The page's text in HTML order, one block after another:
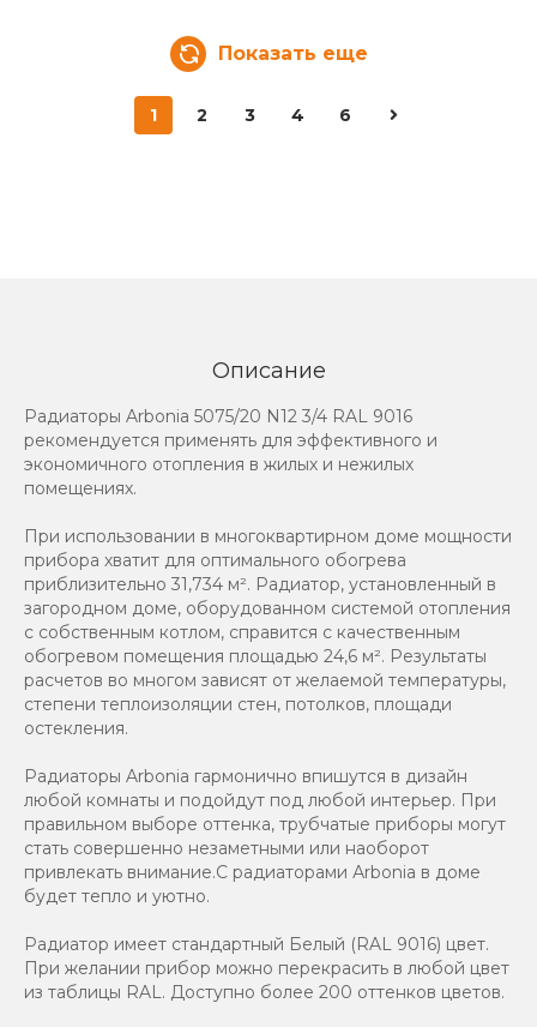
Показать еще
1 2 3 4 6
Описание
Радиаторы Arbonia 5075/20 N12 3/4 RAL 9016
рекомендуется применять для эффективного и
экономичного отопления в жилых и нежилых
помещениях.
При использовании в многоквартирном доме мощности
прибора хватит для оптимального обогрева
приблизительно 31,734 м². Радиатор, установленный в
загородном доме, оборудованном системой отопления
с собственным котлом, справится с качественным
обогревом помещения площадью 24,6 м². Результаты
расчетов во многом зависят от желаемой температуры,
степени теплоизоляции стен, потолков, площади
остекления.
Радиаторы Arbonia гармонично впишутся в дизайн
любой комнаты и подойдут под любой интерьер. При
правильном выборе оттенка, трубчатые приборы могут
стать совершенно незаметными или наоборот
привлекать внимание.С радиаторами Аrbonia в доме
будет тепло и уютно.
Радиатор имеет стандартный Белый (RAL 9016) цвет.
При желании прибор можно перекрасить в любой цвет
из таблицы RAL. Доступно более 200 оттенков цветов.